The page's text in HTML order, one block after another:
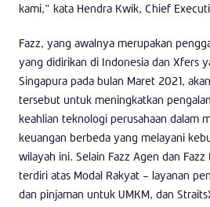
kami,” kata Hendra Kwik, Chief
Fazz, yang awalnya merupakan
yang didirikan di Indonesia dan Xfers
Singapura pada bulan Maret 2021,
tersebut untuk meningkatkan
keahlian teknologi perusahaan dalam
keuangan berbeda yang melayani
wilayah ini. Selain Fazz Agen dan Fazz
terdiri atas Modal Rakyat – layanan
dan pinjaman untuk UMKM, dan